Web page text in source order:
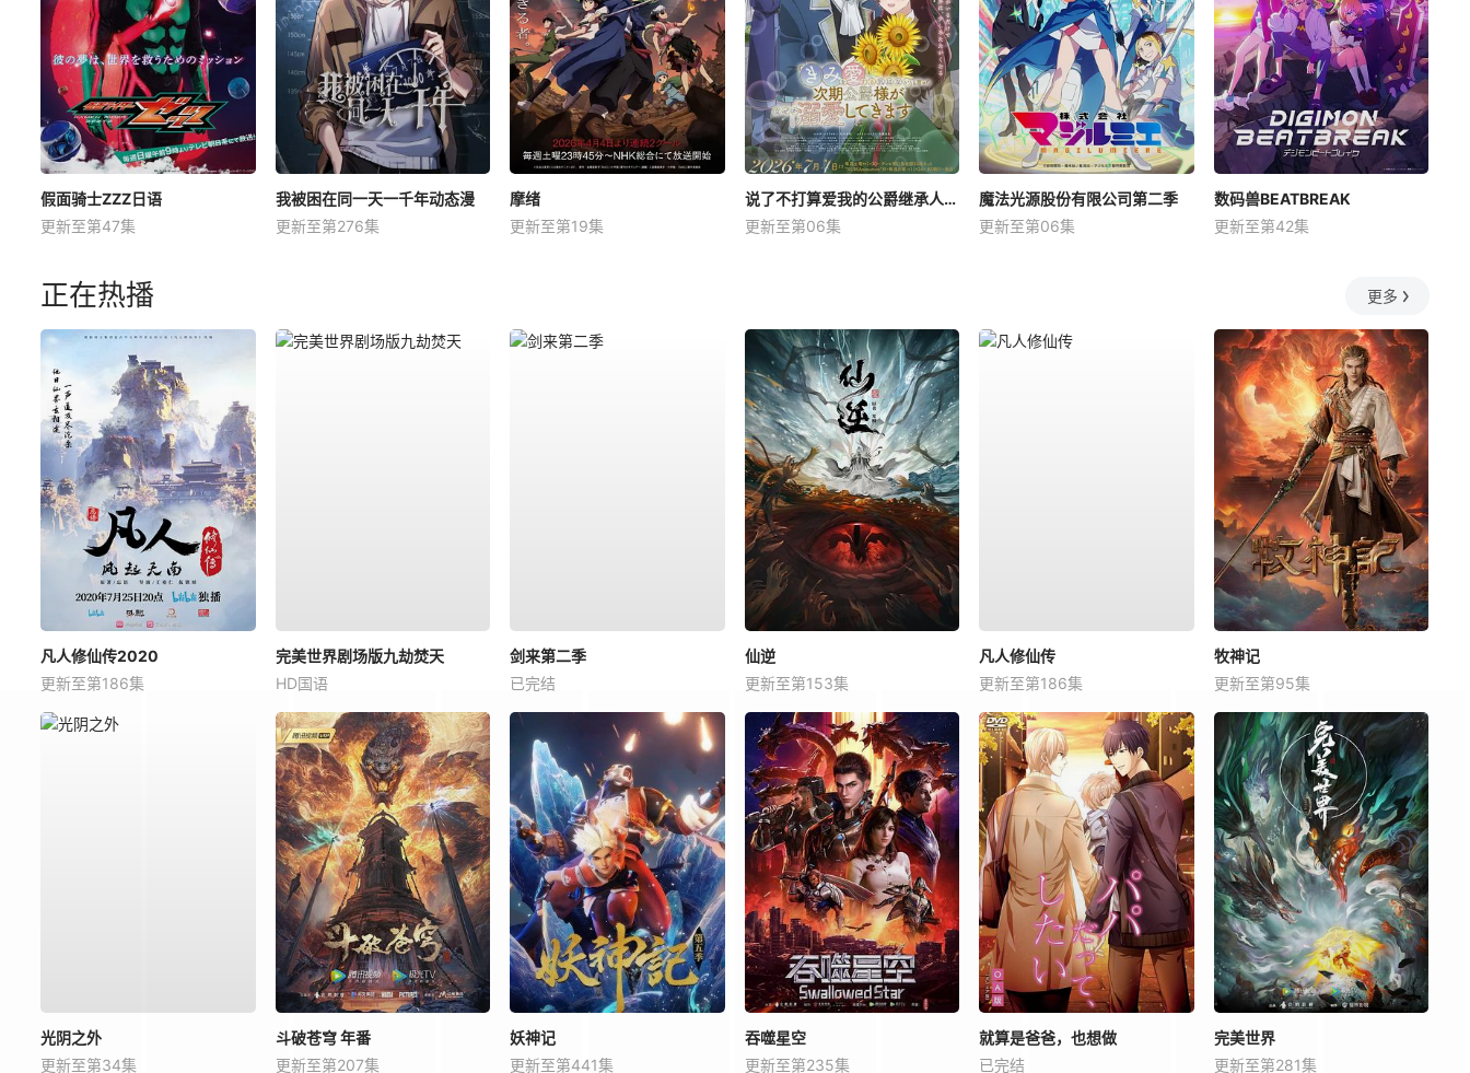
假面骑士ZZZ日语
更新至第47集
我被困在同一天一千年动态漫
更新至第276集
摩绪
更新至第19集
说了不打算爱我的公爵继承人，不知为何对我宠爱有加
更新至第06集
魔法光源股份有限公司第二季
更新至第06集
数码兽BEATBREAK
更新至第42集
正在热播 更多
凡人修仙传2020
更新至第186集
完美世界剧场版九劫焚天
HD国语
剑来第二季
已完结
仙逆
更新至第153集
凡人修仙传
更新至第186集
牧神记
更新至第95集
光阴之外
更新至第34集
斗破苍穹 年番
更新至第207集
妖神记
更新至第441集
吞噬星空
更新至第235集
就算是爸爸，也想做
已完结
完美世界
更新至第281集